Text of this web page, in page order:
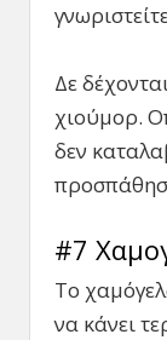
Δε
χιούμορ.
δεν
#7
Το
να κάνει